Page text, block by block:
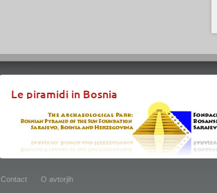
Le piramidi in Bosnia
Contact O avtorjih